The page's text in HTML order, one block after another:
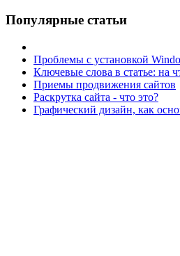
Популярные статьи
Проблемы с установкой
Ключевые слова в статье: на
Приемы продвижения сайтов
Раскрутка сайта - что это?
Графический дизайн, как